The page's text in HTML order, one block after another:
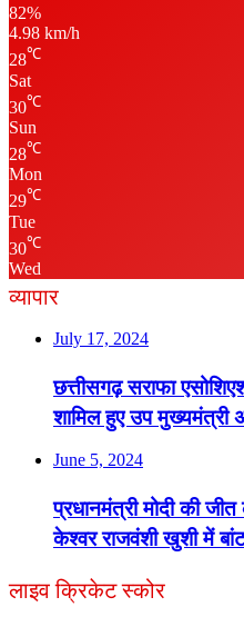
82%
4.98 km/h
28℃
Sat
30℃
Sun
28℃
Mon
29℃
Tue
30℃
Wed
व्यापार
July 17, 2024
छत्तीसगढ़ सराफा
शामिल हुए उप मुख्यमंत्री
June 5, 2024
प्रधानमंत्री मोदी की
केश्वर राजवंशी खुशी में
लाइव क्रिकेट स्कोर